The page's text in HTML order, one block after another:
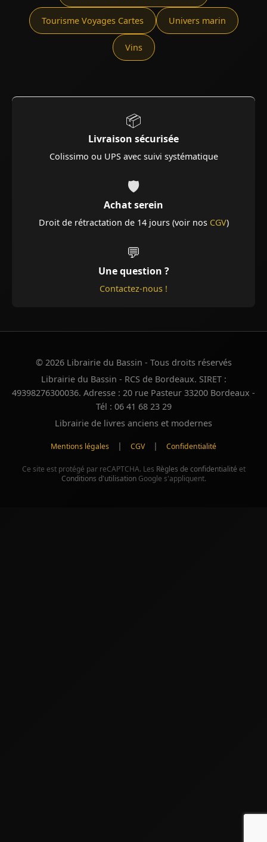
Tourisme Voyages Cartes Univers marin
Vins
📦
Livraison sécurisée
Colissimo ou UPS avec suivi systématique
🛡️
Achat serein
Droit de rétractation de 14 jours (voir nos CGV)
💬
Une question ?
Contactez-nous !
© 2026 Librairie du Bassin - Tous droits réservés
Librairie du Bassin - RCS de Bordeaux. SIRET :
49398276300036. Adresse : 20 rue Pasteur 33200 Bordeaux -
Tél : 06 41 68 23 29
Librairie de livres anciens et modernes
Mentions légales | CGV | Confidentialité
Ce site est protégé par reCAPTCHA. Les Règles de confidentialité et
Conditions d'utilisationGoogle s'appliquent.